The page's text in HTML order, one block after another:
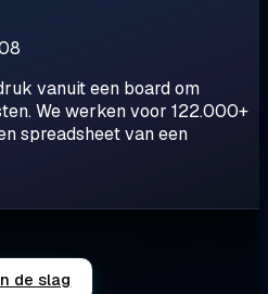
vanuit een board om
We werken voor 122.000+
spreadsheet van een
de slag